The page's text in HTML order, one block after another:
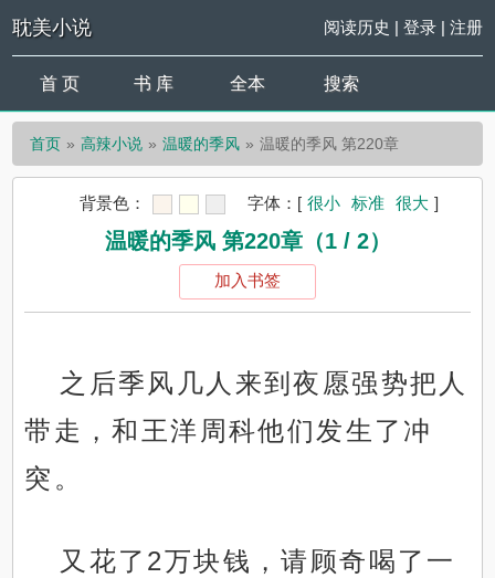
耽美小说 阅读历史 | 登录| 注册
首 页 书 库 全本 搜索
首页 高辣小说 温暖的季风 温暖的季风 第220章
背景色： 字体： [ 很小 标准 很大 ]
温暖的季风 第220章（1 / 2）
加入书签
之后季风几人来到夜愿强势把人
带走，和王洋周科他们发生了冲
突。
又花了2万块钱，请顾奇喝了一